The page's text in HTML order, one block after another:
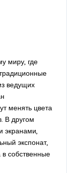
миру, где
ведущих
менять цвета
В другом
экранами,
экспонат,
в собственные